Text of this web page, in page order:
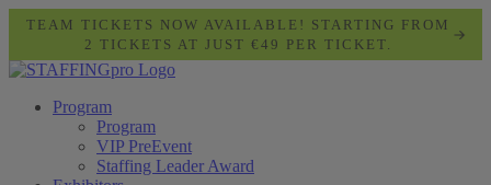
TEAM TICKETS NOW AVAILABLE! STARTING FROM
2 TICKETS AT JUST €49 PER TICKET.
Program
Program
VIP PreEvent
Staffing Leader Award